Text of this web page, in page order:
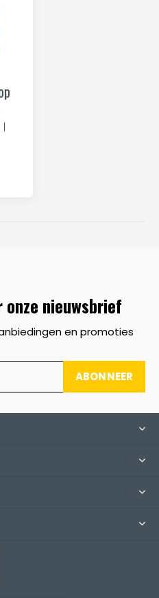
onze nieuwsbrief
en promoties
ABONNEER